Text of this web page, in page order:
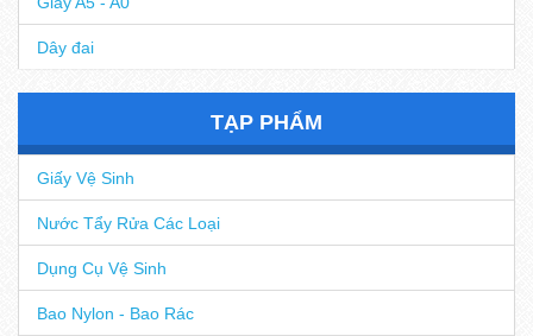
Dây đai
TẠP PHẨM
Giấy Vệ Sinh
Nước Tẩy Rửa Các Loại
Dụng Cụ Vệ Sinh
Bao Nylon - Bao Rác